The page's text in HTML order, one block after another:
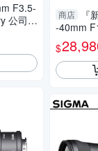
F3.5-
公司貨
商店
『
-40mm
$